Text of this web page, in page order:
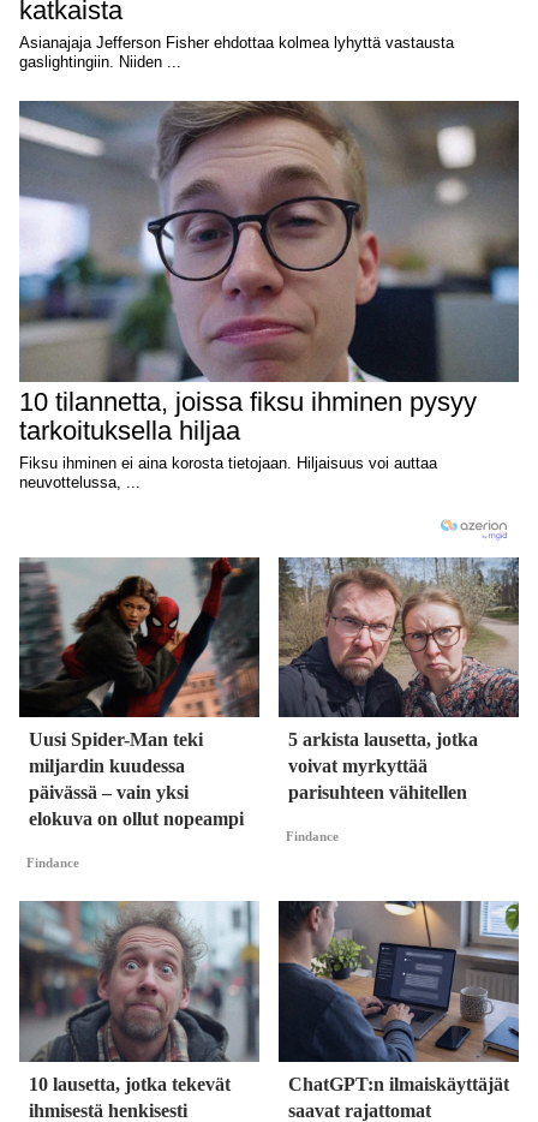
Uusi Spider-Man teki
miljardin kuudessa
päivässä – vain yksi
elokuva on ollut nopeampi
Findance
5 arkista lausetta, jotka
voivat myrkyttää
parisuhteen vähitellen
Findance
10 lausetta, jotka tekevät
ihmisestä henkisesti
ChatGPT:n ilmaiskäyttäjät
saavat rajattomat